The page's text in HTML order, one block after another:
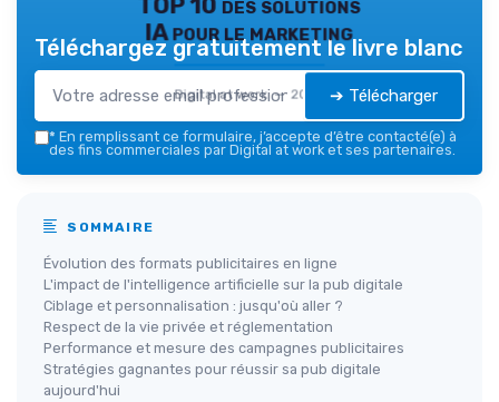
TOP 10 des solutions
IA pour le marketing
Digital at work — 2026
Téléchargez gratuitement le livre blanc
➔ Télécharger
* En remplissant ce formulaire, j’accepte d’être contacté(e) à
des fins commerciales par Digital at work et ses partenaires.
SOMMAIRE
Évolution des formats publicitaires en ligne
L'impact de l'intelligence artificielle sur la pub digitale
Ciblage et personnalisation : jusqu'où aller ?
Respect de la vie privée et réglementation
Performance et mesure des campagnes publicitaires
Stratégies gagnantes pour réussir sa pub digitale
aujourd'hui